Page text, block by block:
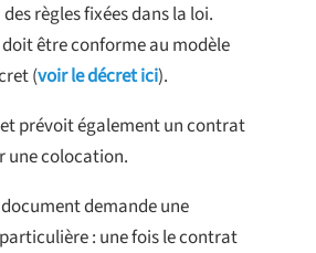
règles fixées dans la loi.
être conforme au modèle
(voir le décret ici).
prévoit également un contrat
une colocation.
demande une
: une fois le contrat